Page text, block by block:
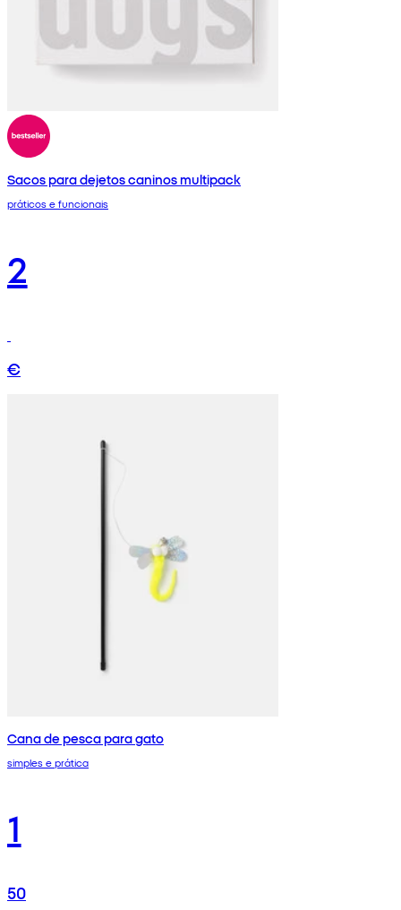
Sacos para dejetos caninos multipack
práticos e funcionais
2
€
Cana de pesca para gato
simples e prática
1
50